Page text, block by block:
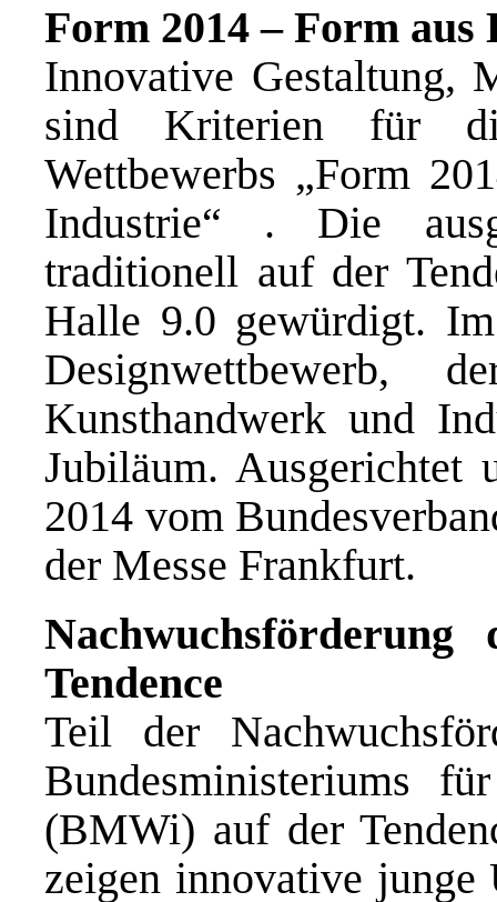
Form 2014 – Form
Innovative Gestaltung,
sind Kriterien für
Wettbewerbs „Form
Industrie“ . Die
traditionell auf der
Halle 9.0 gewürdigt.
Designwettbewerb,
Kunsthandwerk und
Jubiläum. Ausgerichtet
2014 vom
der Messe Frankfurt.
Tendence
Teil der
Bundesministeriums
(BMWi) auf der
zeigen innovative junge